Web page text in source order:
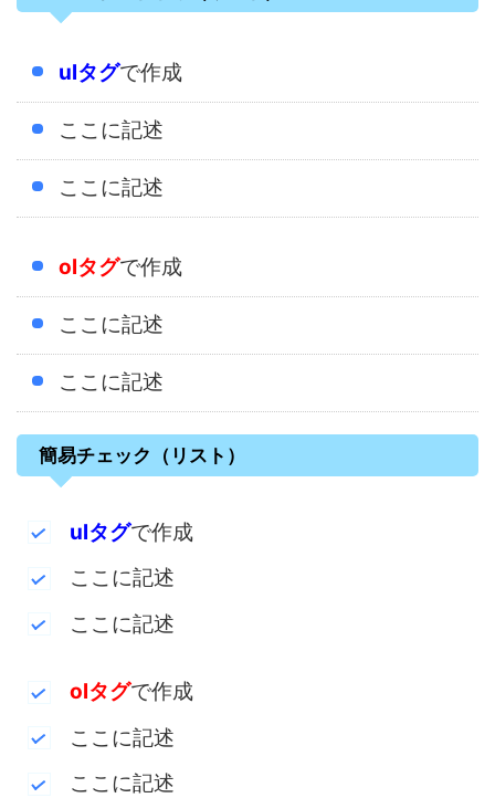
ulタグで作成
ここに記述
ここに記述
olタグで作成
ここに記述
ここに記述
簡易チェック（リスト）
ulタグで作成
ここに記述
ここに記述
olタグで作成
ここに記述
ここに記述